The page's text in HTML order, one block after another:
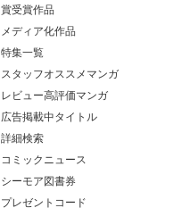
賞受賞作品
メディア化作品
特集一覧
スタッフオススメマンガ
レビュー高評価マンガ
広告掲載中タイトル
詳細検索
コミックニュース
シーモア図書券
プレゼントコード